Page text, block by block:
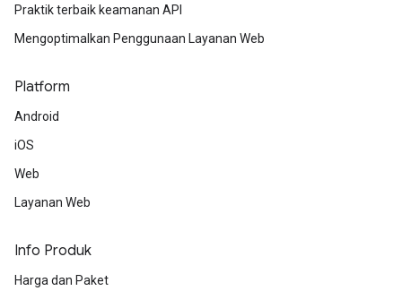
Praktik terbaik keamanan API
Mengoptimalkan Penggunaan Layanan Web
Platform
Android
iOS
Web
Layanan Web
Info Produk
Harga dan Paket